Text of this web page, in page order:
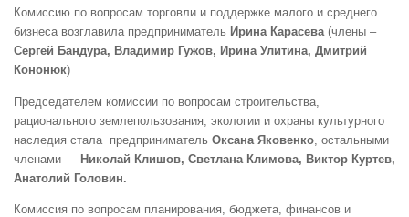
Комиссию по вопросам торговли и поддержке малого и среднего
бизнеса возглавила предприниматель Ирина Карасева(члены –
Сергей Бандура, Владимир Гужов, Ирина Улитина, Дмитрий
Кононюк)
Председателем комиссии по вопросам строительства,
рационального землепользования, экологии и охраны культурного
наследия стала предприниматель Оксана Яковенко , остальными
членами — Николай Клишов, Светлана Климова, Виктор Куртев,
Анатолий Головин.
Комиссия по вопросам планирования, бюджета, финансов и